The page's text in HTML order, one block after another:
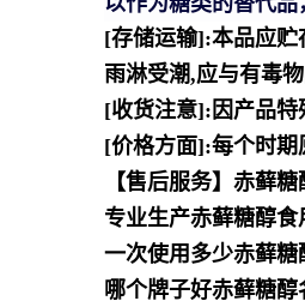
[存储运输]:本品应贮
雨淋受潮,应与有毒物
[收货注意]:因产品特
[价格方面]:每个时期
【售后服务】赤藓
专业生产赤藓糖醇
一次使用多少赤藓
哪个牌子好赤藓糖